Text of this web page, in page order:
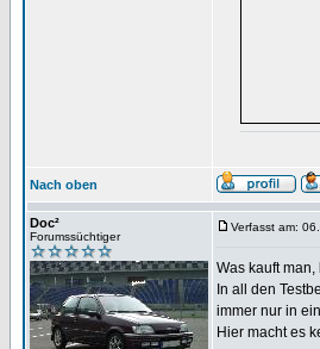
Nach oben
Doc²
Forumssüchtiger
Verfasst am:
Was kauft
In all den
immer nur in
Hier macht es